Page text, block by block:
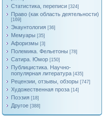
Статистика, переписи [324]
Право (как область деятельности)
[169]
Экаунтология [36]
Мемуары [35]
Афоризмы [3]
Полемика. Фельетоны [78]
Сатира. Юмор [150]
Публицистика. Научно-
популярная литература [435]
Рецензии, отзывы, обзоры [747]
Художественная проза [14]
Поэзия [18]
Другое [388]